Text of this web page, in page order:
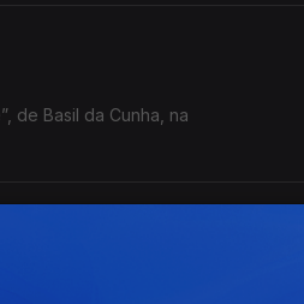
de Basil da Cunha, na
Vila Verde, de